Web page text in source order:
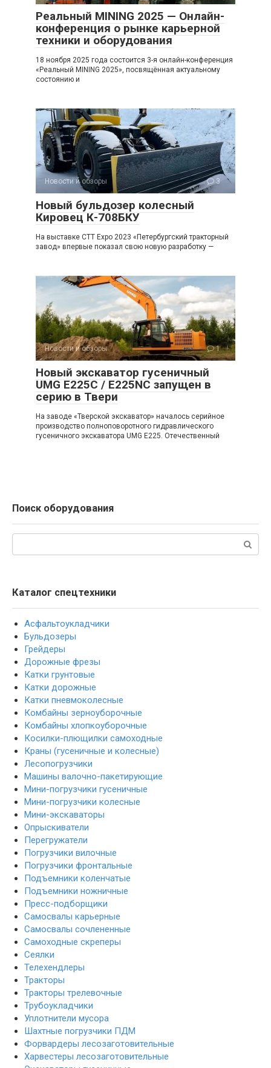
Реальный MINING 2025 — Онлайн-
конференция о рынке карьерной
техники и оборудования
18 ноября 2025 года состоится 3-я онлайн-конференция
«Реальный MINING 2025», посвящённая актуальному
состоянию и
Новости и обзоры 3
Новый бульдозер колесный
Кировец К-708БКУ
На выставке CTT Expo 2023 «Петербургский тракторный
завод» впервые показал свою новую разработку —
Новости и обзоры 1
Новый экскаватор гусеничный
UMG E225C / E225NC запущен в
серию в Твери
На заводе «Тверской экскаватор» началось серийное
производство полноповоротного гидравлического
гусеничного экскаватора UMG E225. Отечественный
Поиск оборудования
Каталог спецтехники
Асфальтоукладчики
Бульдозеры
Грейдеры
Дорожные фрезы
Катки грунтовые
Катки дорожные
Катки пневмоколесные
Комбайны зерноуборочные
Комбайны хлопкоуборочные
Косилки-плющилки самоходные
Краны (гусеничные и колесные)
Лесопогрузчики
Машины валочно-пакетирующие
Мини-погрузчики гусеничные
Мини-погрузчики колесные
Мини-экскаваторы
Опрыскиватели
Перегружатели
Погрузчики вилочные
Погрузчики фронтальные
Подъемники коленчатые
Подъемники ножничные
Пресс-подборщики
Самосвалы карьерные
Самосвалы сочлененные
Самоходные скреперы
Сеялки
Телехендлеры
Тракторы
Тракторы трелевочные
Трубоукладчики
Уплотнители мусора
Шахтные погрузчики ПДМ
Форвардеры лесозаготовительные
Харвестеры лесозаготовительные